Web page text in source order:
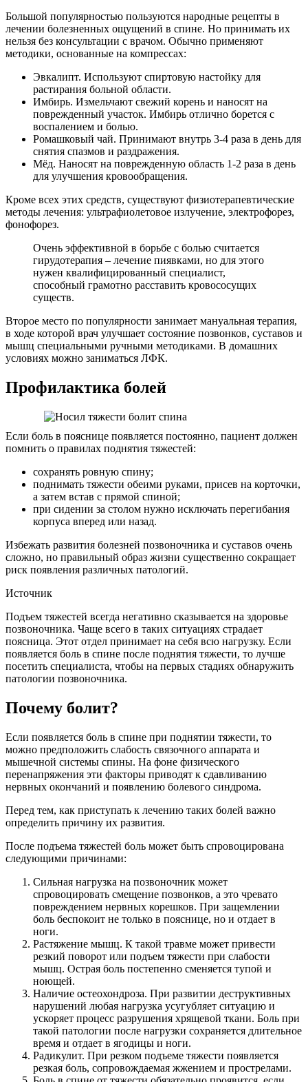
Большой популярностью пользуются народные рецепты в
лечении болезненных ощущений в спине. Но принимать их
нельзя без консультации с врачом. Обычно применяют
методики, основанные на компрессах:
Эвкалипт. Используют спиртовую настойку для
растирания больной области.
Имбирь. Измельчают свежий корень и наносят на
поврежденный участок. Имбирь отлично борется с
воспалением и болью.
Ромашковый чай. Принимают внутрь 3-4 раза в день для
снятия спазмов и раздражения.
Мёд. Наносят на поврежденную область 1-2 раза в день
для улучшения кровообращения.
Кроме всех этих средств, существуют физиотерапевтические
методы лечения: ультрафиолетовое излучение, электрофорез,
фонофорез.
Очень эффективной в борьбе с болью считается
гирудотерапия – лечение пиявками, но для этого
нужен квалифицированный специалист,
способный грамотно расставить кровососущих
существ.
Второе место по популярности занимает мануальная терапия,
в ходе которой врач улучшает состояние позвонков, суставов и
мышц специальными ручными методиками. В домашних
условиях можно заниматься ЛФК.
Профилактика болей
Если боль в пояснице появляется постоянно, пациент должен
помнить о правилах поднятия тяжестей:
сохранять ровную спину;
поднимать тяжести обеими руками, присев на корточки,
а затем встав с прямой спиной;
при сидении за столом нужно исключать перегибания
корпуса вперед или назад.
Избежать развития болезней позвоночника и суставов очень
сложно, но правильный образ жизни существенно сокращает
риск появления различных патологий.
Источник
Подъем тяжестей всегда негативно сказывается на здоровье
позвоночника. Чаще всего в таких ситуациях страдает
поясница. Этот отдел принимает на себя всю нагрузку. Если
появляется боль в спине после поднятия тяжести, то лучше
посетить специалиста, чтобы на первых стадиях обнаружить
патологии позвоночника.
Почему болит?
Если появляется боль в спине при поднятии тяжести, то
можно предположить слабость связочного аппарата и
мышечной системы спины. На фоне физического
перенапряжения эти факторы приводят к сдавливанию
нервных окончаний и появлению болевого синдрома.
Перед тем, как приступать к лечению таких болей важно
определить причину их развития.
После подъема тяжестей боль может быть спровоцирована
следующими причинами:
Сильная нагрузка на позвоночник может
спровоцировать смещение позвонков, а это чревато
повреждением нервных корешков. При защемлении
боль беспокоит не только в пояснице, но и отдает в
ноги.
Растяжение мышц. К такой травме может привести
резкий поворот или подъем тяжести при слабости
мышц. Острая боль постепенно сменяется тупой и
ноющей.
Наличие остеохондроза. При развитии деструктивных
нарушений любая нагрузка усугубляет ситуацию и
ускоряет процесс разрушения хрящевой ткани. Боль при
такой патологии после нагрузки сохраняется длительное
время и отдает в ягодицы и ноги.
Радикулит. При резком подъеме тяжести появляется
резкая боль, сопровождаемая жжением и прострелами.